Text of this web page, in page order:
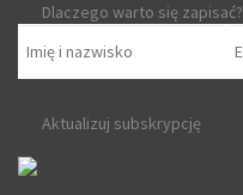
Dlaczego warto się zapisać?
Aktualizuj subskrypcję